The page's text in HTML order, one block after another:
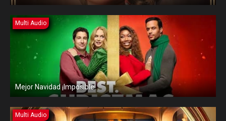
Multi Audio
Mejor Navidad ¡Imposible!
Multi Audio